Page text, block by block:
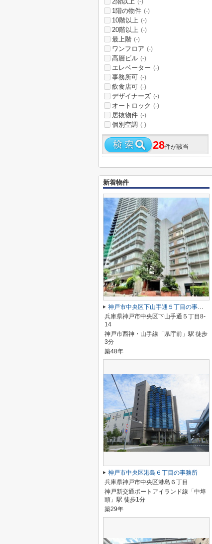
(-)
1階の物件 (-)
10階以上 (-)
20階以上 (-)
最上階 (-)
ワンフロア (-)
高層ビル (-)
エレベーター (-)
事務所可 (-)
飲食店可 (-)
デザイナーズ (-)
オートロック (-)
居抜物件 (-)
個別空調 (-)
28件が該当
新着物件
神戸市中央区下山手通５丁目の事務所
兵庫県神戸市中央区下山手通５丁目8-
14
神戸市西神・山手線「県庁前」駅 徒歩
3分
築48年
神戸市中央区港島６丁目の事務所
兵庫県神戸市中央区港島６丁目
神戸新交通ポートアイランド線「中埠
頭」駅 徒歩1分
築29年